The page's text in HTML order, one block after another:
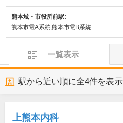
熊本城・市役所前駅:
熊本市電A系統,熊本市電B系統
一覧表示
駅から近い順に全4件を表示
上熊本内科